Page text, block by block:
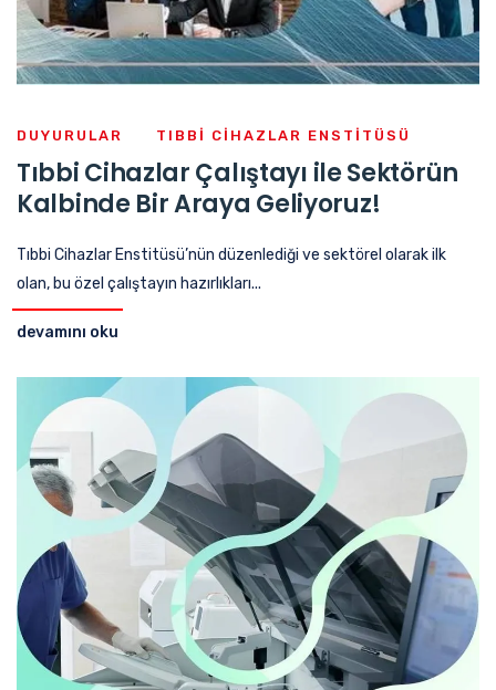
DUYURULAR TIBBI CIHAZLAR ENSTITÜSÜ
Tıbbi Cihazlar Çalıştayı ile Sektörün
Kalbinde Bir Araya Geliyoruz!
Tıbbi Cihazlar Enstitüsü’nün düzenlediği ve sektörel olarak ilk
olan, bu özel çalıştayın hazırlıkları...
devamını oku